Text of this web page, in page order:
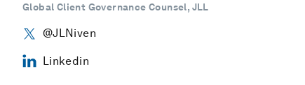
Global Client Governance Counsel, JLL
@JLNiven
Linkedin